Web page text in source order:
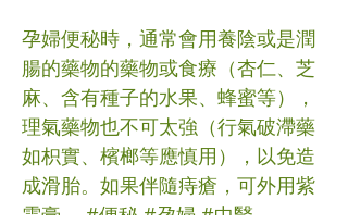
孕婦便秘時，通常會用養陰或是潤
腸的藥物的藥物或食療（杏仁、芝
麻、含有種子的水果、蜂蜜等），
理氣藥物也不可太強（行氣破滯藥
如枳實、檳榔等應慎用），以免造
成滑胎。如果伴隨痔瘡，可外用紫
雲膏。 #便秘 #孕婦 #中醫